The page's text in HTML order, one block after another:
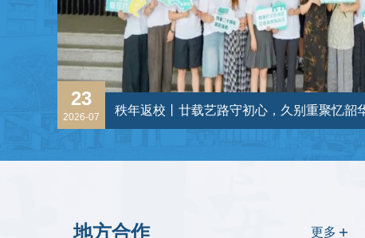
23
2026-07
地方合作 更多